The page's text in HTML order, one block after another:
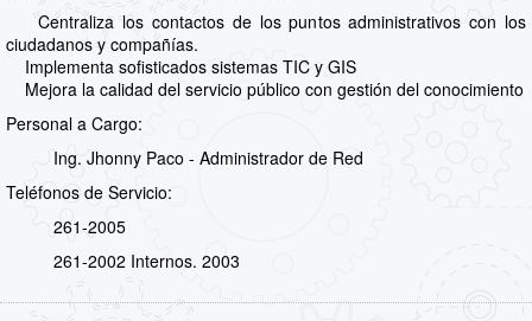
Centraliza los contactos de los puntos administrativos con los
ciudadanos y compañías.
Implementa sofisticados sistemas TIC y GIS
Mejora la calidad del servicio público con gestión del conocimiento
Personal a Cargo:
Ing. Jhonny Paco - Administrador de Red
Teléfonos de Servicio:
261-2005
261-2002 Internos. 2003